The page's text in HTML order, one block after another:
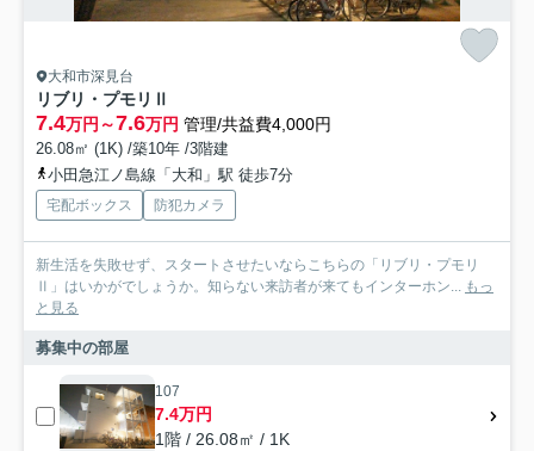
大和市深見台
リブリ・プモリⅡ
7.4万円～7.6万円 管理/共益費4,000円
26.08㎡ (1K) /築10年 /3階建
小田急江ノ島線「大和」駅 徒歩7分
宅配ボックス 防犯カメラ
新生活を失敗せず、スタートさせたいならこちらの「リブリ・プモリ
Ⅱ」はいかがでしょうか。知らない来訪者が来てもインターホン... もっ
と見る
募集中の部屋
107
7.4万円
1階 / 26.08㎡ / 1K